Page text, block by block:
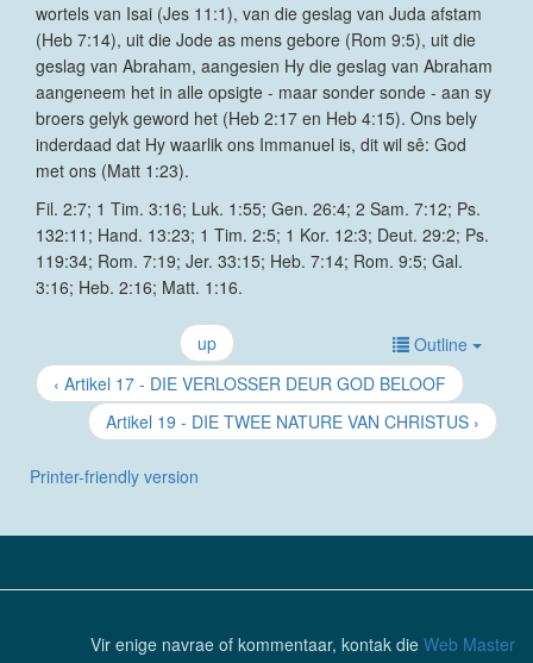
wortels van Isai (Jes 11:1), van die geslag van Juda afstam
(Heb 7:14), uit die Jode as mens gebore (Rom 9:5), uit die
geslag van Abraham, aangesien Hy die geslag van Abraham
aangeneem het in alle opsigte - maar sonder sonde - aan sy
broers gelyk geword het (Heb 2:17 en Heb 4:15). Ons bely
inderdaad dat Hy waarlik ons Immanuel is, dit wil sê: God
met ons (Matt 1:23).
Fil. 2:7; 1 Tim. 3:16; Luk. 1:55; Gen. 26:4; 2 Sam. 7:12; Ps.
132:11; Hand. 13:23; 1 Tim. 2:5; 1 Kor. 12:3; Deut. 29:2; Ps.
119:34; Rom. 7:19; Jer. 33:15; Heb. 7:14; Rom. 9:5; Gal.
3:16; Heb. 2:16; Matt. 1:16.
Outline
‹ Artikel 17 - DIE VERLOSSER DEUR GOD BELOOF
up
Artikel 19 - DIE TWEE NATURE VAN CHRISTUS ›
Printer-friendly version
Vir enige navrae of kommentaar, kontak die Web Master